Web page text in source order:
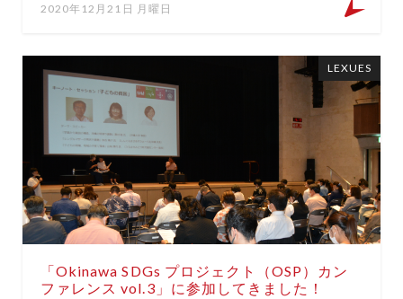
2020年12月21日 月曜日
「Okinawa SDGs プロジェクト（OSP）カン
ファレンス vol.3」に参加してきました！
LEXUES